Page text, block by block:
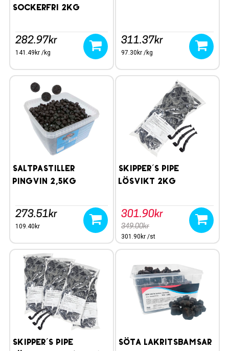
Sockerfri 2kg
282.97kr
141.49kr /kg
311.37kr
97.30kr /kg
Saltpastiller
Pingvin 2,5kg
273.51kr
109.40kr
Skipper´s Pipe
lösvikt 2kg
301.90kr
349.00kr
301.90kr /st
Skipper´s Pipe
Söta Lakritsbamsar